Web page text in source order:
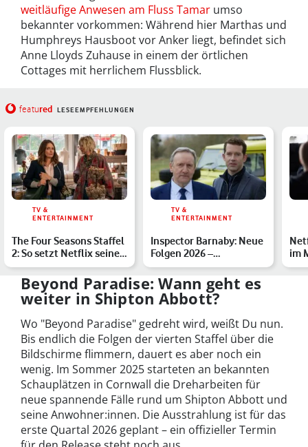
weitläufige Anwesen am Fluss Tamar umso
bekannter vorkommen: Während hier Marthas und
Humphreys Hausboot vor Anker liegt, befindet sich
Anne Lloyds Zuhause in einem der örtlichen
Cottages mit herrlichem Flussblick.
featured LESEEMPFEHLUNGEN
TV &
ENTERTAINMENT
The Four Seasons Staffel
2: So setzt Netflix seinen
Überraschungs…
TV &
ENTERTAINMENT
Inspector Barnaby: Neue
Folgen 2026 –
Sendetermine, Inhalt &
Bese…
im
Beyond Paradise: Wann geht es
weiter in Shipton Abbott?
Wo "Beyond Paradise" gedreht wird, weißt Du nun.
Bis endlich die Folgen der vierten Staffel über die
Bildschirme flimmern, dauert es aber noch ein
wenig. Im Sommer 2025 starteten an bekannten
Schauplätzen in Cornwall die Dreharbeiten für
neue spannende Fälle rund um Shipton Abbott und
seine Anwohner:innen. Die Ausstrahlung ist für das
erste Quartal 2026 geplant – ein offizieller Termin